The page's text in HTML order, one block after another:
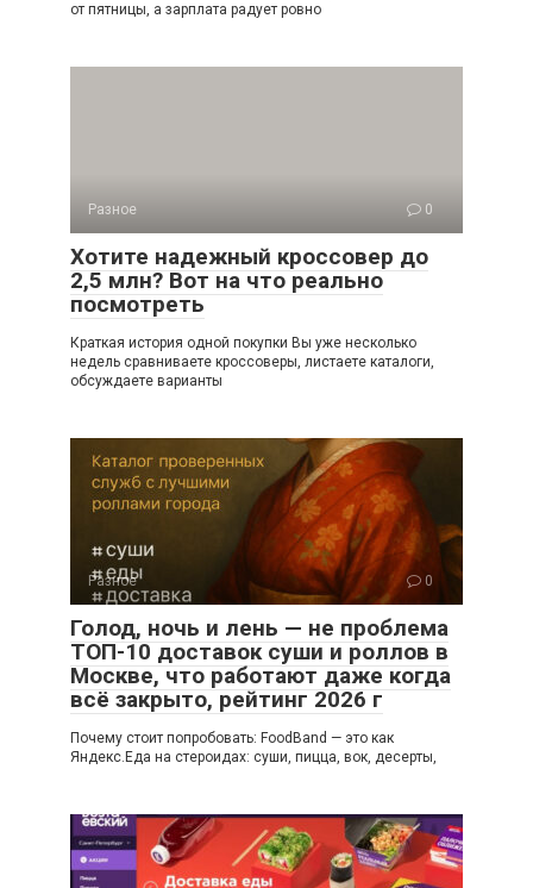
от пятницы, а зарплата радует ровно
Разное 0
Хотите надежный кроссовер до
2,5 млн? Вот на что реально
посмотреть
Краткая история одной покупки Вы уже несколько
недель сравниваете кроссоверы, листаете каталоги,
обсуждаете варианты
Разное 0
Голод, ночь и лень — не проблема
ТОП-10 доставок суши и роллов в
Москве, что работают даже когда
всё закрыто, рейтинг 2026 г
Почему стоит попробовать: FoodBand — это как
Яндекс.Еда на стероидах: суши, пицца, вок, десерты,